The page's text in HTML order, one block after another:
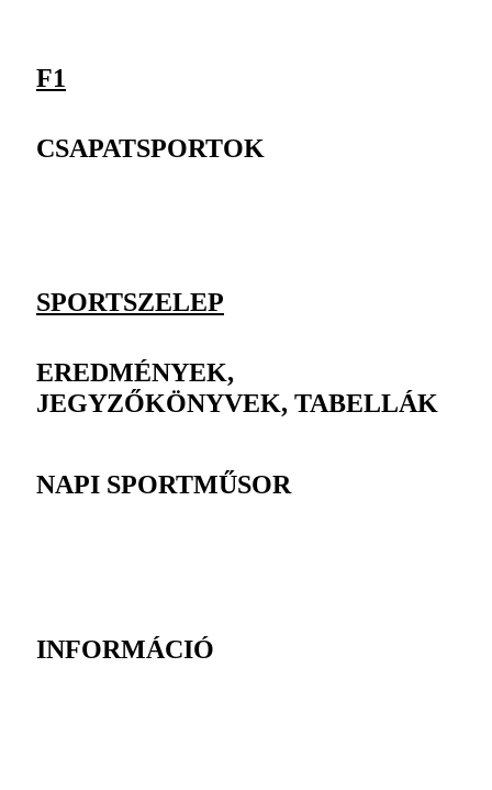
F1
CSAPATSPORTOK
SPORTSZELEP
EREDMÉNYEK,
JEGYZŐKÖNYVEK, TABELLÁK
NAPI SPORTMŰSOR
INFORMÁCIÓ